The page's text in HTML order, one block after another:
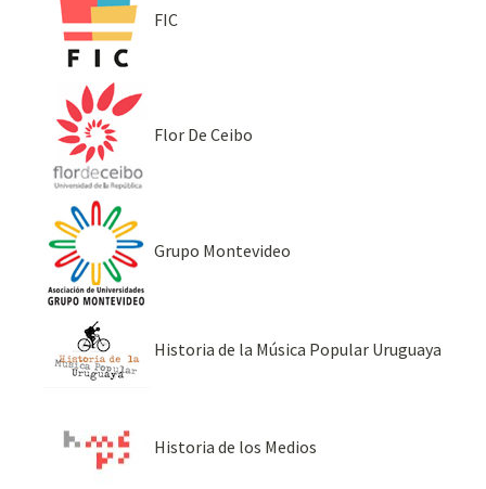
FIC
Flor De Ceibo
Grupo Montevideo
Historia de la Música Popular Uruguaya
Historia de los Medios